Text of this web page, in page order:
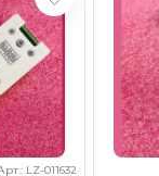
LZ-011632